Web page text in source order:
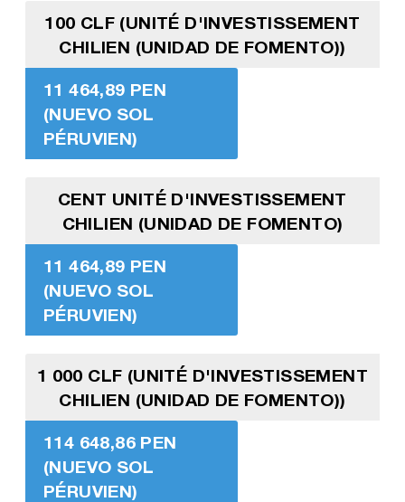
100 CLF (UNITÉ D'INVESTISSEMENT
CHILIEN (UNIDAD DE FOMENTO))
11 464,89 PEN
(NUEVO SOL
PÉRUVIEN)
CENT UNITÉ D'INVESTISSEMENT
CHILIEN (UNIDAD DE FOMENTO)
11 464,89 PEN
(NUEVO SOL
PÉRUVIEN)
1 000 CLF (UNITÉ D'INVESTISSEMENT
CHILIEN (UNIDAD DE FOMENTO))
114 648,86 PEN
(NUEVO SOL
PÉRUVIEN)